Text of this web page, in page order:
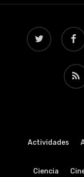
twitter
RSS
Actividades
Ciencia